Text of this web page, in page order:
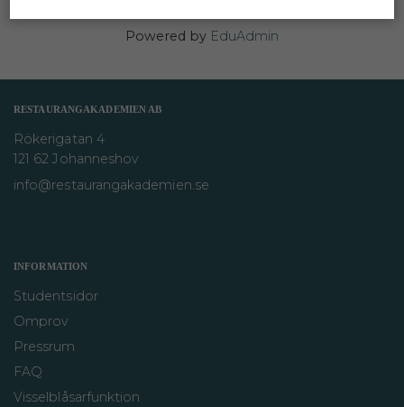
Powered by EduAdmin
RESTAURANGAKADEMIEN AB
Rökerigatan 4
121 62 Johanneshov
info@restaurangakademien.se
INFORMATION
Studentsidor
Omprov
Pressrum
FAQ
Visselblåsarfunktion